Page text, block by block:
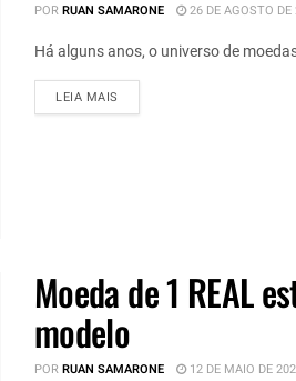
PORRUAN SAMARONE 26 DE AGOSTO DE
Há alguns anos, o universo de
LEIA MAIS
Moeda de 1 REAL
modelo
PORRUAN SAMARONE 12 DE MAIO DE